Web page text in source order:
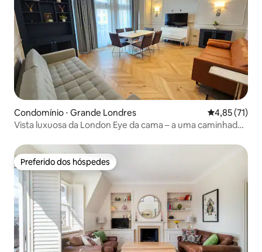
Condomínio ⋅ Grande Londres 4,85 de uma
4,85 (71)
Vista luxuosa da London Eye da cama – a uma caminhada
Preferido dos hóspedes
Preferido dos hóspedes